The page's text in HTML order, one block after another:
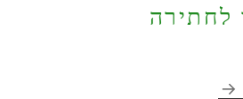
לחתירה
מהות רציונליות